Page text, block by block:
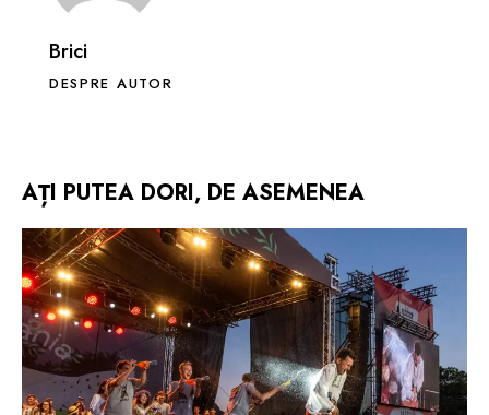
Brici
DESPRE AUTOR
AȚI PUTEA DORI, DE ASEMENEA